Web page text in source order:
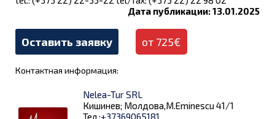
Дата публикации: 13.01.2025
Оставить заявку от 725€
Контактная информация:
Nelea-Tur SRL
Кишинев; Молдова,M.Eminescu 41/1
Тел.:+37369065181